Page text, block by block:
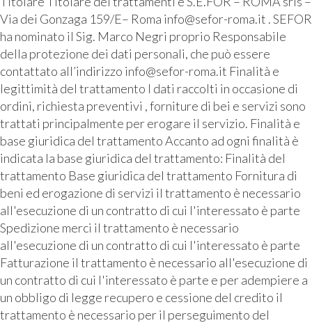
Via dei Gonzaga 159/E– Roma info@sefor-roma.it . SEFOR
ha nominato il Sig. Marco Negri proprio Responsabile
della protezione dei dati personali, che può essere
contattato all’indirizzo info@sefor-roma.it Finalità e
legittimità del trattamento I dati raccolti in occasione di
ordini, richiesta preventivi , forniture di bei e servizi sono
trattati principalmente per erogare il servizio. Finalità e
base giuridica del trattamento Accanto ad ogni finalità è
indicata la base giuridica del trattamento: Finalità del
trattamento Base giuridica del trattamento Fornitura di
beni ed erogazione di servizi il trattamento è necessario
all'esecuzione di un contratto di cui l'interessato è parte
Spedizione merci il trattamento è necessario
all'esecuzione di un contratto di cui l'interessato è parte
Fatturazione il trattamento è necessario all'esecuzione di
un contratto di cui l'interessato è parte e per adempiere a
un obbligo di legge recupero e cessione del credito il
trattamento è necessario per il perseguimento del